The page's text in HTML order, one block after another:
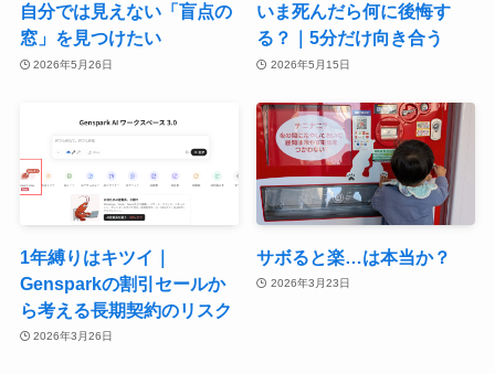
自分では見えない「盲点の
窓」を見つけたい
2026年5月26日
いま死んだら何に後悔す
る？｜5分だけ向き合う
2026年5月15日
1年縛りはキツイ｜
Gensparkの割引セールか
ら考える長期契約のリスク
2026年3月26日
サボると楽…は本当か？
2026年3月23日